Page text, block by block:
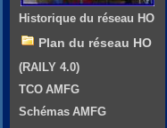
Historique du réseau HO
Plan du réseau HO
(RAILY 4.0)
TCO AMFG
Schémas AMFG